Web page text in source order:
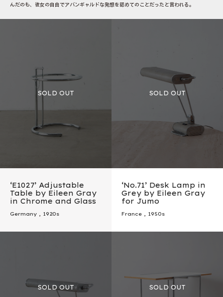
んだのも、彼女の自由でアバンギャルドな発想を認めてのことだったと言われる。
‘E1027’ Adjustable
Table by Eileen Gray
in Chrome and Glass
Germany 1920s
‘No.71’ Desk Lamp in
Grey by Eileen Gray
for Jumo
France 1950s